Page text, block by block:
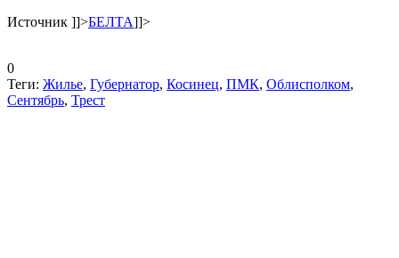
Источник ]]>БЕЛТА]]>
0
Теги: Жилье, Губернатор, Косинец, ПМК, Облисполком,
Сентябрь, Трест